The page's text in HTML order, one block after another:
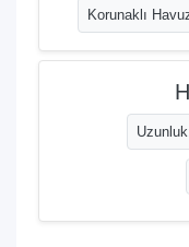
Korunaklı